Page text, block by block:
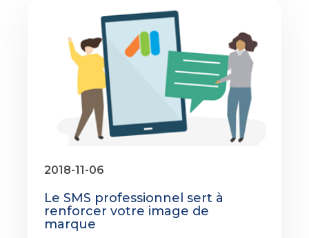
2018-11-06
Le SMS professionnel sert à
renforcer votre image de
marque